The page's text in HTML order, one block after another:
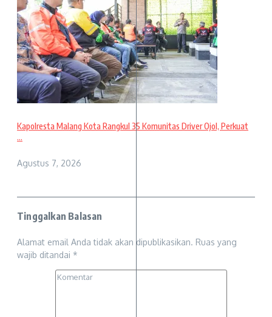
Kapolresta Malang Kota Rangkul 35 Komunitas Driver Ojol, Perkuat
...
Agustus 7, 2026
Tinggalkan Balasan
Alamat email Anda tidak akan dipublikasikan. Ruas yang
wajib ditandai *